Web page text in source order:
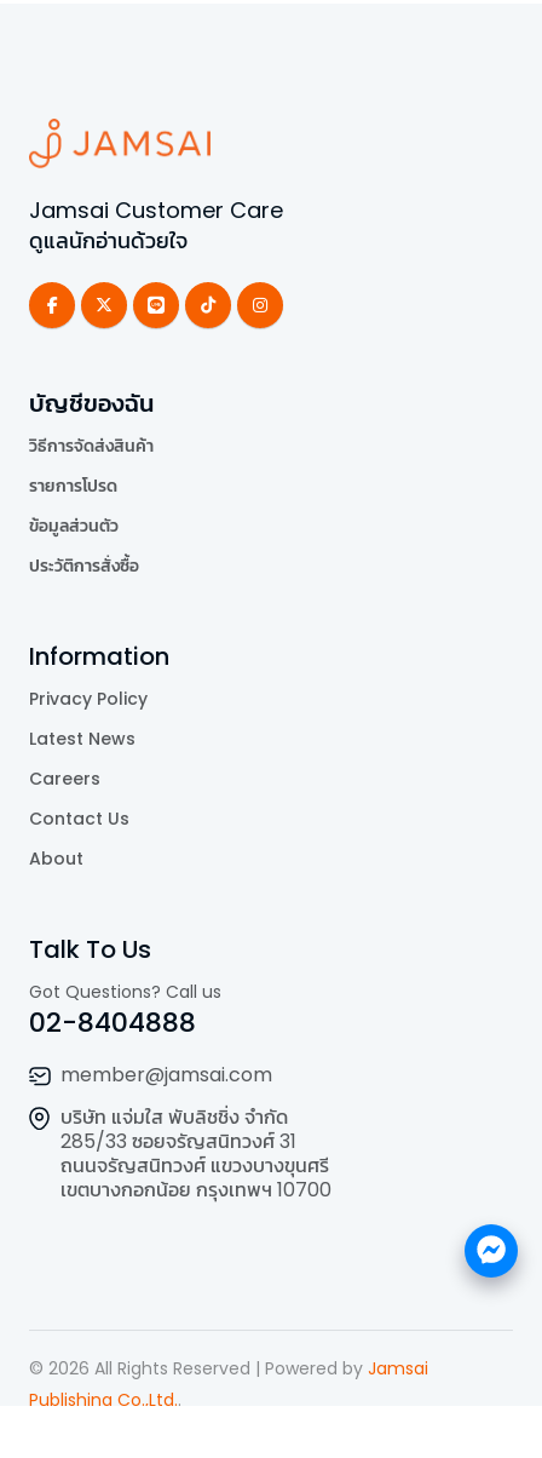
Jamsai Customer Care
ดูแลนักอ่านด้วยใจ
บัญชีของฉัน
วิธีการจัดส่งสินค้า
รายการโปรด
ข้อมูลส่วนตัว
ประวัติการสั่งซื้อ
Information
Privacy Policy
Latest News
Careers
Contact Us
About
Talk To Us
Got Questions? Call us
02-8404888
member@jamsai.com
บริษัท แจ่มใส พับลิชชิ่ง จำกัด
285/33 ซอยจรัญสนิทวงศ์ 31
ถนนจรัญสนิทวงศ์ แขวงบางขุนศรี
เขตบางกอกน้อย กรุงเทพฯ 10700
© 2026 All Rights Reserved | Powered by Jamsai
Publishing Co.,Ltd..